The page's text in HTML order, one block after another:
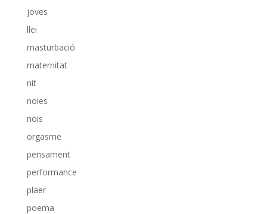
joves
llei
masturbació
maternitat
nit
noies
nois
orgasme
pensament
performance
plaer
poema